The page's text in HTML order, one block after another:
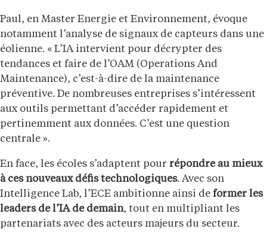
Paul, en Master Energie et Environnement, évoque
notamment l’analyse de signaux de capteurs dans une
éolienne. « L’IA intervient pour décrypter des
tendances et faire de l’OAM (Operations And
Maintenance), c’est-à-dire de la maintenance
préventive. De nombreuses entreprises s’intéressent
aux outils permettant d’accéder rapidement et
pertinemment aux données. C’est une question
centrale ».
En face, les écoles s’adaptent pour répondre au mieux
à ces nouveaux défis technologiques. Avec son
Intelligence Lab, l’ECE ambitionne ainsi de former les
leaders de l’IA de demain, tout en multipliant les
partenariats avec des acteurs majeurs du secteur.